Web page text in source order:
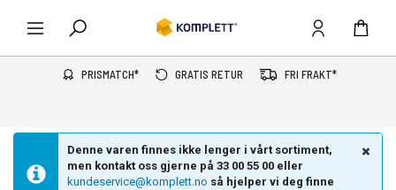
PRISMATCH* GRATIS RETUR FRI FRAKT*
Denne varen finnes ikke lenger i vårt sortiment,
men kontakt oss gjerne på 33 00 55 00 eller
kundeservice@komplett.no så hjelper vi deg finne